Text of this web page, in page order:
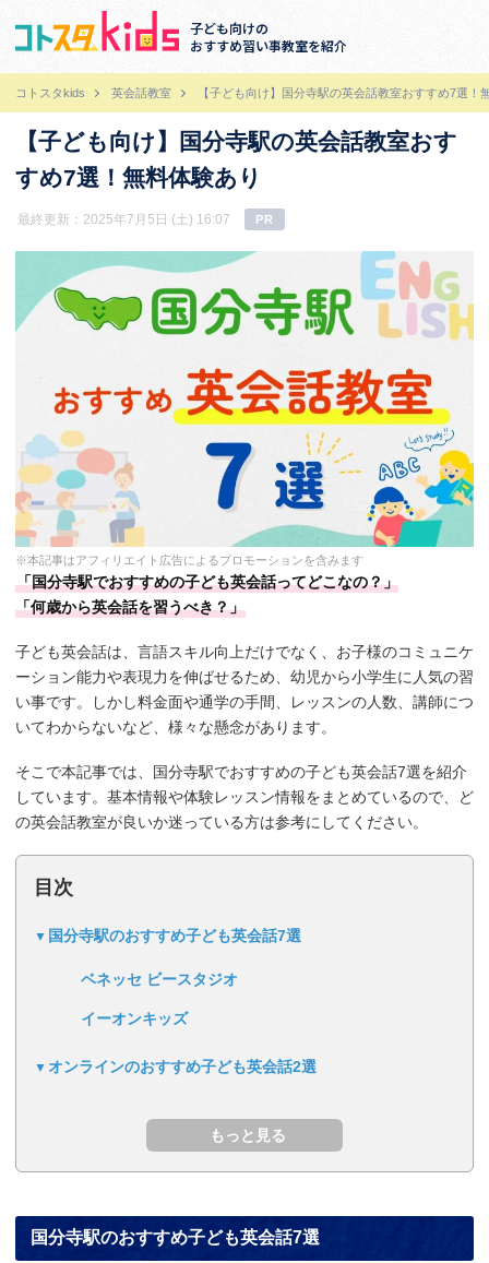
子ども向けの
おすすめ習い事教室を紹介
コトスタkids 英会話教室 【子ども向け】国分寺駅の英会話教室おすすめ7選！
【子ども向け】国分寺駅の英会話教室おす
すめ7選！無料体験あり
最終更新：2025年7月5日 (土) 16:07 PR
※本記事はアフィリエイト広告によるプロモーションを含みます
「国分寺駅でおすすめの子ども英会話ってどこなの？」
「何歳から英会話を習うべき？」
子ども英会話は、言語スキル向上だけでなく、お子様のコミュニケ
ーション能力や表現力を伸ばせるため、幼児から小学生に人気の習
い事です。しかし料金面や通学の手間、レッスンの人数、講師につ
いてわからないなど、様々な懸念があります。
そこで本記事では、国分寺駅でおすすめの子ども英会話7選を紹介
しています。基本情報や体験レッスン情報をまとめているので、ど
の英会話教室が良いか迷っている方は参考にしてください。
目次
国分寺駅のおすすめ子ども英会話7選
ベネッセ ビースタジオ
イーオンキッズ
オンラインのおすすめ子ども英会話2選
国分寺駅のおすすめ子ども英会話7選